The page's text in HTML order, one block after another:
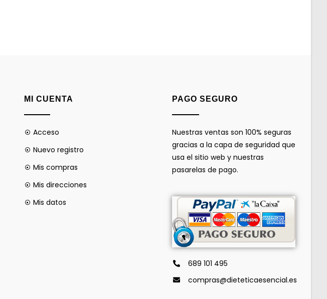
MI CUENTA
Acceso
Nuevo registro
Mis compras
Mis direcciones
Mis datos
PAGO SEGURO
Nuestras ventas son 100% seguras
gracias a la capa de seguridad que
usa el sitio web y nuestras
pasarelas de pago.
689 101 495
compras@dieteticaesencial.es